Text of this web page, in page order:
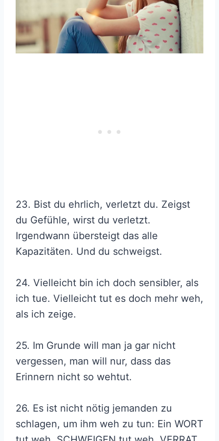
23. Bist du ehrlich, verletzt du. Zeigst
du Gefühle, wirst du verletzt.
Irgendwann übersteigt das alle
Kapazitäten. Und du schweigst.
24. Vielleicht bin ich doch sensibler, als
ich tue. Vielleicht tut es doch mehr weh,
als ich zeige.
25. Im Grunde will man ja gar nicht
vergessen, man will nur, dass das
Erinnern nicht so wehtut.
26. Es ist nicht nötig jemanden zu
schlagen, um ihm weh zu tun: Ein WORT